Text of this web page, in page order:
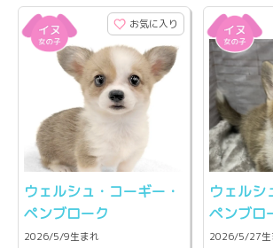
お気に入り
ウェルシュ・コーギー・
ペンブローク
2026/5/9生まれ
ウェルシ
ペンブロ
2026/5/27生